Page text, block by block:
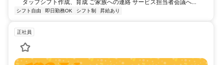
タッフシフト作成、育成 ご家族への連絡 サービス担当者会議へ...
シフト自由 即日勤務OK シフト制 昇給あり
正社員